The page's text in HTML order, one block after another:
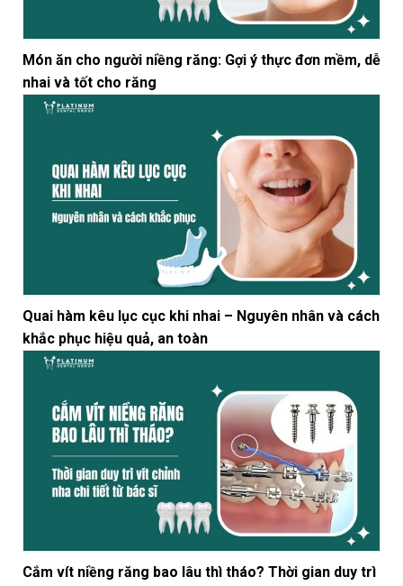
Món ăn cho người niềng răng: Gợi ý thực đơn mềm, dễ
nhai và tốt cho răng
Quai hàm kêu lục cục khi nhai – Nguyên nhân và cách
khắc phục hiệu quả, an toàn
Cắm vít niềng răng bao lâu thì tháo? Thời gian duy trì